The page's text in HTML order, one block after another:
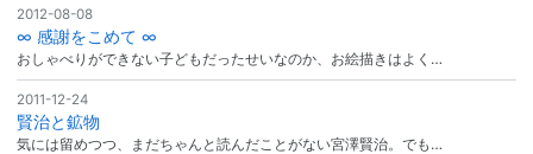
2012-08-08
∞ 感謝をこめて ∞
おしゃべりができない子どもだったせいなのか、お絵描きはよく…
2011-12-24
賢治と鉱物
気には留めつつ、まだちゃんと読んだことがない宮澤賢治。でも…